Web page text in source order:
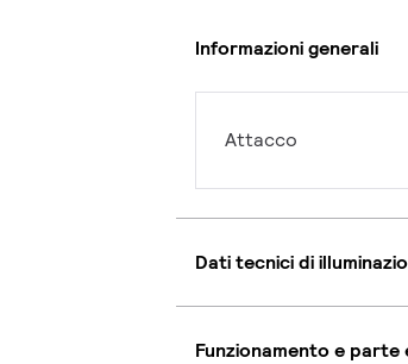
Informazioni generali
Attacco
Dati tecnici di
Funzionamento e